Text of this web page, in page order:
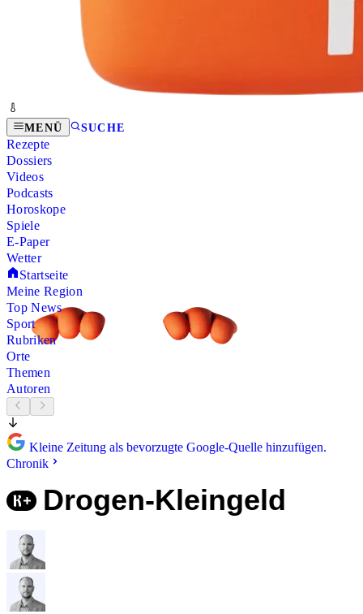
MENÜ SUCHE
Rezepte
Dossiers
Videos
Podcasts
Horoskope
Spiele
E-Paper
Wetter
Startseite
Meine Region
Top News
Sport
Rubriken
Orte
Themen
Autoren
Kleine Zeitung als bevorzugte Google-Quelle hinzufügen.
Chronik
Drogen-Kleingeld